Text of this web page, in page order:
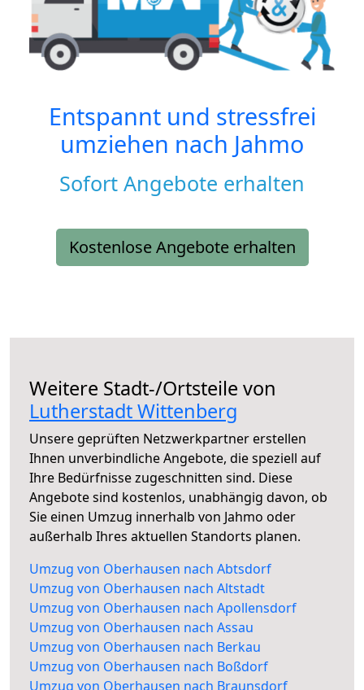
Entspannt und stressfrei
umziehen nach Jahmo
Sofort Angebote erhalten
Kostenlose Angebote erhalten
Weitere Stadt-/Ortsteile von
Lutherstadt Wittenberg
Unsere geprüften Netzwerkpartner erstellen
Ihnen unverbindliche Angebote, die speziell auf
Ihre Bedürfnisse zugeschnitten sind. Diese
Angebote sind kostenlos, unabhängig davon, ob
Sie einen Umzug innerhalb von Jahmo oder
außerhalb Ihres aktuellen Standorts planen.
Umzug von Oberhausen nach Abtsdorf
Umzug von Oberhausen nach Altstadt
Umzug von Oberhausen nach Apollensdorf
Umzug von Oberhausen nach Assau
Umzug von Oberhausen nach Berkau
Umzug von Oberhausen nach Boßdorf
Umzug von Oberhausen nach Braunsdorf